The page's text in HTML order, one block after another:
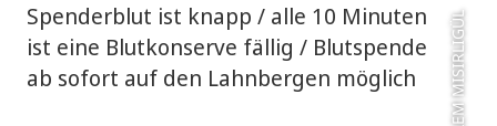
Spenderblut ist knapp / alle 10 Minuten
ist eine Blutkonserve fällig / Blutspende
ab sofort auf den Lahnbergen möglich